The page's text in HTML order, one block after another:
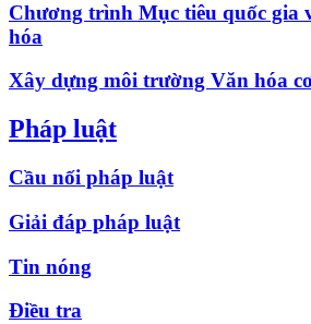
Chương trình Mục tiêu quốc gia
hóa
Xây dựng môi trường Văn hóa
Pháp luật
Cầu nối pháp luật
Giải đáp pháp luật
Tin nóng
Điều tra